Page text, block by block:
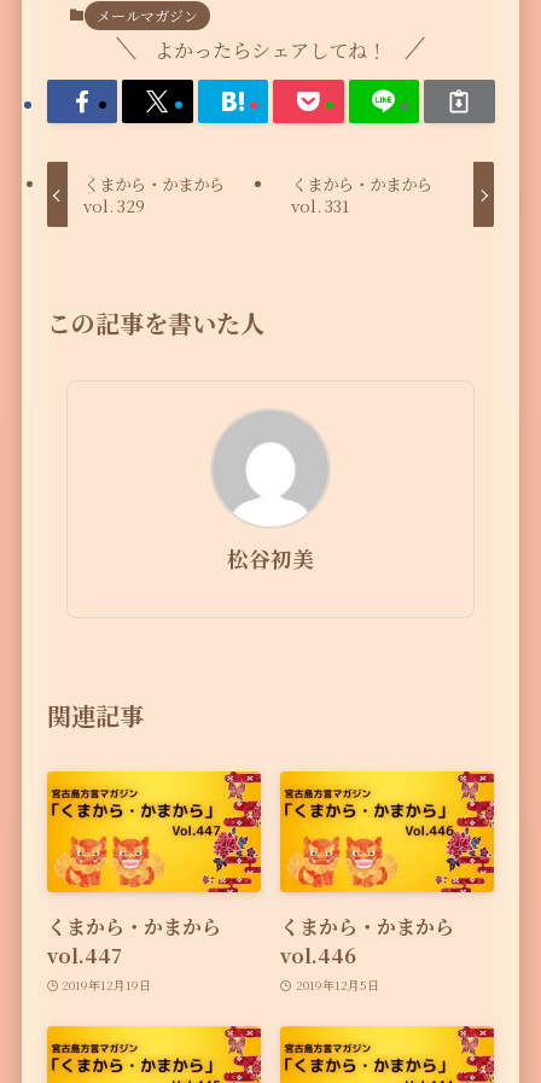
メールマガジン
よかったらシェアしてね！
くまから・かまから
vol. 329
くまから・かまから
vol. 331
この記事を書いた人
松谷初美
関連記事
くまから・かまから
vol.447
2019年12月19日
くまから・かまから
vol.446
2019年12月5日